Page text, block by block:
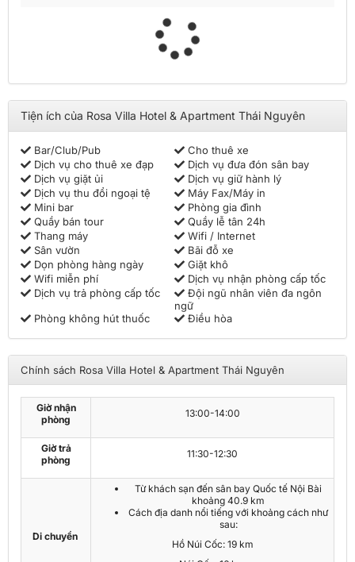
Tiện ích của Rosa Villa Hotel & Apartment Thái Nguyên
Bar/Club/Pub
Cho thuê xe
Dịch vụ cho thuê xe đạp
Dịch vụ đưa đón sân bay
Dịch vụ giặt ủi
Dịch vụ giữ hành lý
Dịch vụ thu đổi ngoại tệ
Máy Fax/Máy in
Mini bar
Phòng gia đình
Quầy bán tour
Quầy lễ tân 24h
Thang máy
Wifi / Internet
Sân vườn
Bãi đỗ xe
Dọn phòng hàng ngày
Giặt khô
Wifi miễn phí
Dịch vụ nhận phòng cấp tốc
Dịch vụ trả phòng cấp tốc
Đội ngũ nhân viên đa ngôn
ngữ
Phòng không hút thuốc
Điều hòa
Chính sách Rosa Villa Hotel & Apartment Thái Nguyên
Giờ nhận
phòng
13:00-14:00
Giờ trả
phòng
11:30-12:30
Di chuyển
Từ khách sạn đến sân bay Quốc tế Nội Bài
khoảng 40.9 km
Cách địa danh nổi tiếng với khoảng cách như
sau:
Hồ Núi Cốc: 19 km